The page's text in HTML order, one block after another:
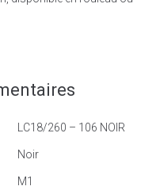
LC18/260 – 106 NOIR
Noir
M1